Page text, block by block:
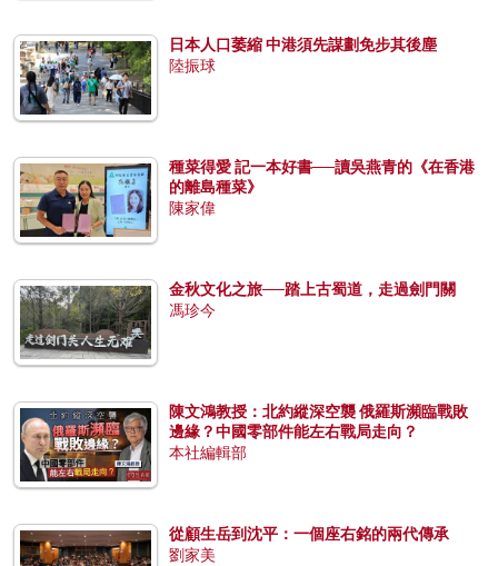
日本人口萎縮 中港須先謀劃免步其後塵
陸振球
種菜得愛 記一本好書──讀吳燕青的《在香港
的離島種菜》
陳家偉
金秋文化之旅──踏上古蜀道，走過劍門關
馮珍今
陳文鴻教授：北約縱深空襲 俄羅斯瀕臨戰敗
邊緣？中國零部件能左右戰局走向？
本社編輯部
從顧生岳到沈平：一個座右銘的兩代傳承
劉家美